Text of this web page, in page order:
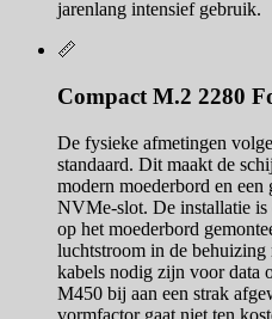
jarenlang intensief gebruik.
📏
Compact M.2 2280
De fysieke afmetingen
standaard. Dit maakt de
modern moederbord en
NVMe-slot. De installatie
op het moederbord
luchtstroom in de behuizing
kabels nodig zijn voor data
M450 bij aan een strak
vormfactor gaat niet ten